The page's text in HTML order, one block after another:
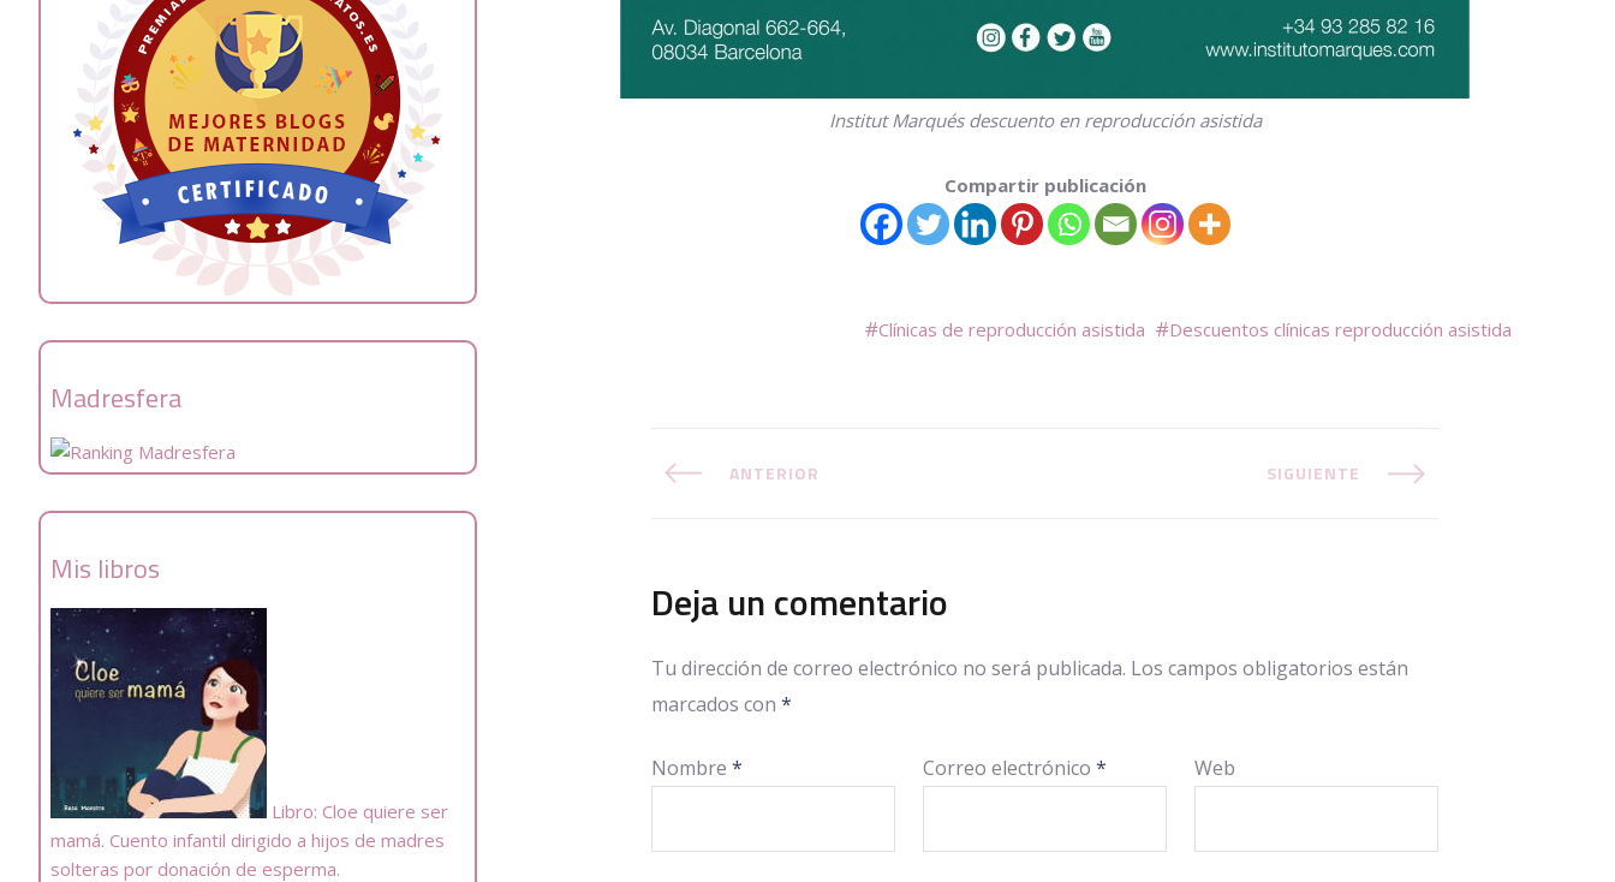
Madresfera
Mis libros
Libro: Cloe quiere ser
mamá. Cuento infantil dirigido a hijos de madres
solteras por donación de esperma.
Institut Marqués descuento en reproducción asistida
Compartir publicación
Clínicas de reproducción asistida Descuentos clínicas reproducción asistida
ANTERIOR SIGUIENTE
Deja un comentario
Tu dirección de correo electrónico no será publicada. Los campos obligatorios están
marcados con*
Nombre* Correo electrónico* Web